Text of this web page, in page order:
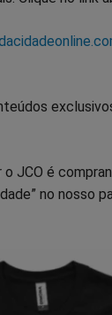
o JCO é
no nosso